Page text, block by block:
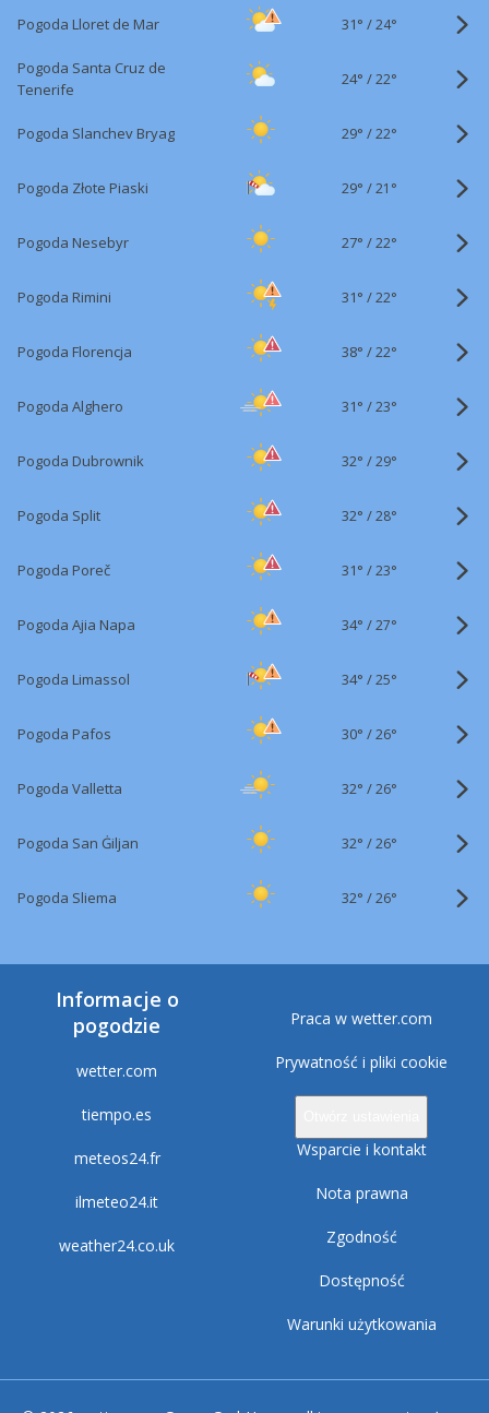
Pogoda Lloret de Mar 31° /24°
Pogoda Santa Cruz de
Tenerife
24° /22°
Pogoda Slanchev Bryag 29° /22°
Pogoda Złote Piaski 29° /21°
Pogoda Nesebyr 27° /22°
Pogoda Rimini 31° /22°
Pogoda Florencja 38° /22°
Pogoda Alghero 31° /23°
Pogoda Dubrownik 32° /29°
Pogoda Split 32° /28°
Pogoda Poreč 31° /23°
Pogoda Ajia Napa 34° /27°
Pogoda Limassol 34° /25°
Pogoda Pafos 30° /26°
Pogoda Valletta 32° /26°
Pogoda San Ġiljan 32° /26°
Pogoda Sliema 32° /26°
Informacje o
pogodzie
wetter.com
tiempo.es
meteos24.fr
ilmeteo24.it
weather24.co.uk
Praca w wetter.com
Prywatność i pliki cookie
Wsparcie i kontakt
Nota prawna
Zgodność
Dostępność
Warunki użytkowania